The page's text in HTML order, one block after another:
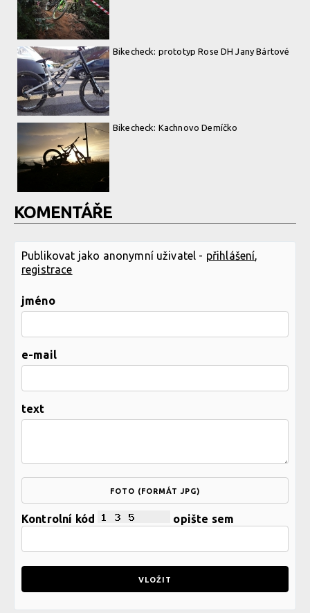
Bikecheck: prototyp Rose DH Jany Bártové
Bikecheck: Kachnovo Demíčko
KOMENTÁŘE
Publikovat jako anonymní uživatel - přihlášení,
registrace
jméno
e-mail
text
FOTO (FORMÁT JPG)
Kontrolní kód opište sem